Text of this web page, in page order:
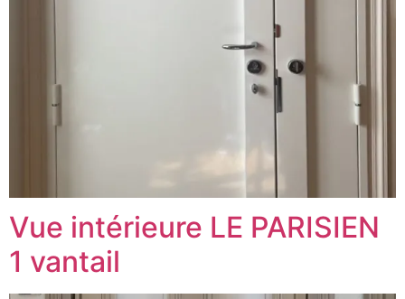
Vue intérieure LE PARISIEN
1 vantail